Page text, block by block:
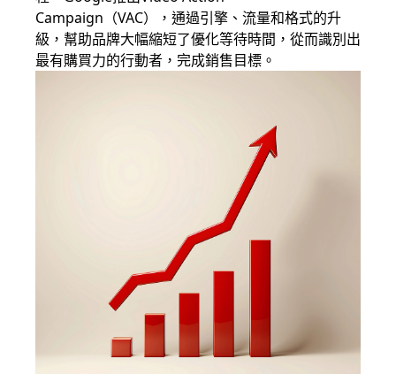
Campaign（VAC），通過引擎、流量和格式的升
級，幫助品牌大幅縮短了優化等待時間，從而識別出
最有購買力的行動者，完成銷售目標。